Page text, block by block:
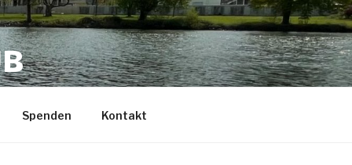
Spenden Kontakt